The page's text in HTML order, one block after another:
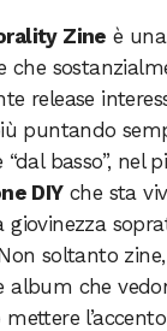
Zine è
che
release
puntando
“dal basso”, nel
DIYche sta
giovinezza
soltanto
album che
mettere